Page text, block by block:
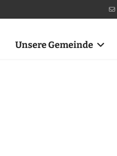
Unsere Gemeinde